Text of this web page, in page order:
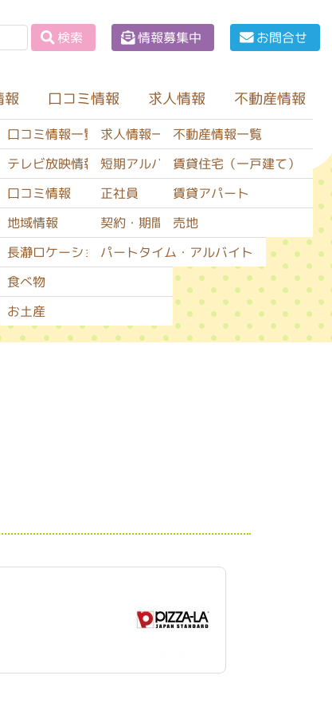
検索 情報募集中 お問合せ
報
覧
報
口コミ情報
口コミ情報一覧
テレビ放映情報
口コミ情報
地域情報
長瀞ロケーションサービス
食べ物
お土産
求人情報
求人情報一覧
短期アルバイト
正社員
契約・期間社員
パートタイム・アルバイト
不動産情報
不動産情報一覧
賃貸住宅（一戸建て）
賃貸アパート
売地